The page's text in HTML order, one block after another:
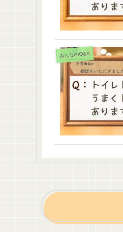
みんなのQ&A